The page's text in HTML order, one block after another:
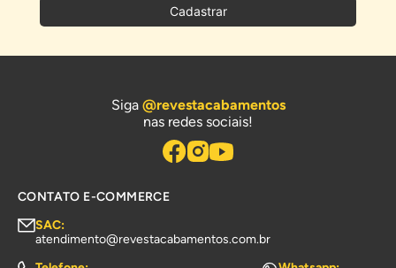
Cadastrar
Siga @revestacabamentos
nas redes sociais!
CONTATO E-COMMERCE
SAC:
atendimento@revestacabamentos.com.br